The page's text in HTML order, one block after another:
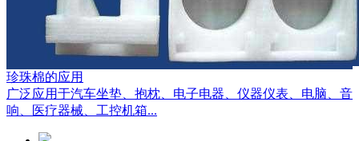
珍珠棉的应用
广泛应用于汽车坐垫、抱枕、电子电器、仪器仪表、电脑、音
响、医疗器械、工控机箱...